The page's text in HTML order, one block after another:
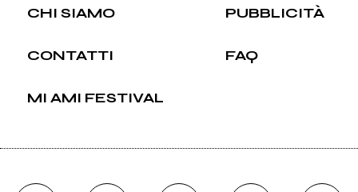
CHI SIAMO PUBBLICITÀ
CONTATTI FAQ
MI AMI FESTIVAL